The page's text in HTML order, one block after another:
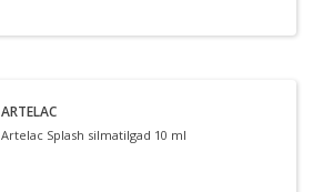
ARTELAC
Artelac Splash silmatilgad 10 ml